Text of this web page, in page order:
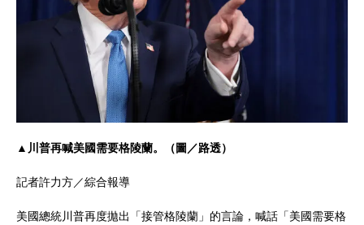
▲川普再喊美國需要格陵蘭。（圖／路透）
記者許力方／綜合報導
美國總統川普再度拋出「接管格陵蘭」的言論，喊話「美國需要格